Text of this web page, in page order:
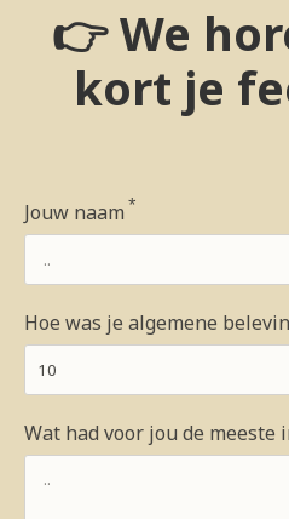
👉 We
kort je
Jouw naam *
Hoe was je algemene
Wat had voor jou de meeste